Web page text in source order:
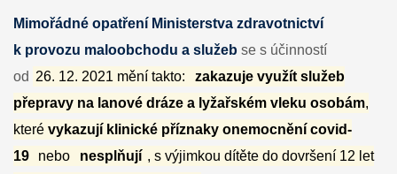
Mimořádné opatření Ministerstva zdravotnictví
k provozu maloobchodu a služeb se s účinností
od 26. 12. 2021 mění takto:
zakazuje využít služeb
přepravy na lanové dráze a lyžařském vleku osobám,
které vykazují klinické příznaky onemocnění covid-
19
nebo nesplňují , s výjimkou dítěte do dovršení 12 let